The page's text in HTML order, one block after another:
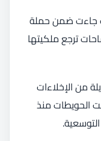
جاءت ضمن حملة
ترجع ملكيتها
من الإخلاءات
الحويطات منذ